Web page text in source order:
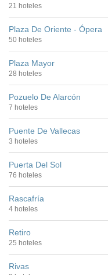
21 hoteles
Plaza De Oriente - Ópera
50 hoteles
Plaza Mayor
28 hoteles
Pozuelo De Alarcón
7 hoteles
Puente De Vallecas
3 hoteles
Puerta Del Sol
76 hoteles
Rascafría
4 hoteles
Retiro
25 hoteles
Rivas